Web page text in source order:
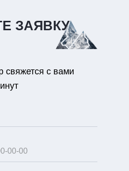
ЗАЯВКУ
свяжется с вами